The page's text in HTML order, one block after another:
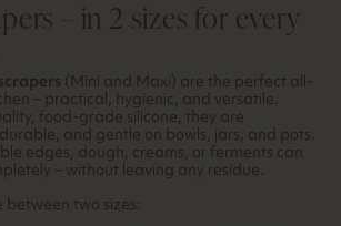
– in 2 sizes for every
(Mini and Maxi) are the perfect all-
– practical, hygienic, and versatile.
food-grade silicone, they are
and gentle on bowls, jars, and pots.
edges, dough, creams, or ferments can
– without leaving any residue.
between two sizes: